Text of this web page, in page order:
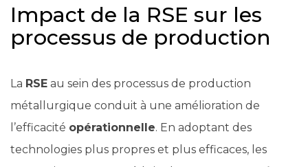
Impact de la RSE sur les
processus de production
La RSE au sein des processus de production
métallurgique conduit à une amélioration de
l’efficacité opérationnelle. En adoptant des
technologies plus propres et plus efficaces, les